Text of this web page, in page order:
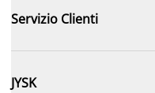
Servizio Clienti
JYSK